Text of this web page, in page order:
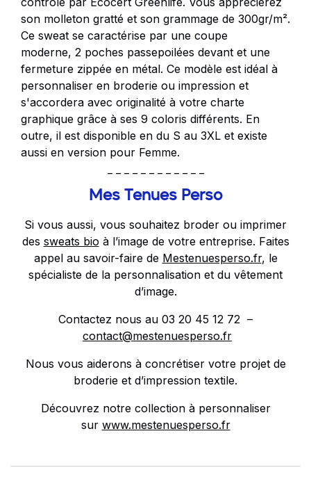
son molleton gratté et son grammage de 300gr/m².
Ce sweat se caractérise par une coupe
moderne, 2 poches passepoilées devant et une
fermeture zippée en métal. Ce modèle est idéal à
personnaliser en broderie ou impression et
s'accordera avec originalité à votre charte
graphique grâce à ses 9 coloris différents. En
outre, il est disponible en du S au 3XL et existe
aussi en version pour Femme.
Mes Tenues Perso
Si vous aussi, vous souhaitez broder ou imprimer
des sweats bio à l’image de votre entreprise. Faites
appel au savoir-faire de Mestenuesperso.fr, le
spécialiste de la personnalisation et du vêtement
d’image.
Contactez nous au 03 20 45 12 72 –
contact@mestenuesperso.fr
Nous vous aiderons à concrétiser votre projet de
broderie et d’impression textile.
Découvrez notre collection à personnaliser
sur www.mestenuesperso.fr